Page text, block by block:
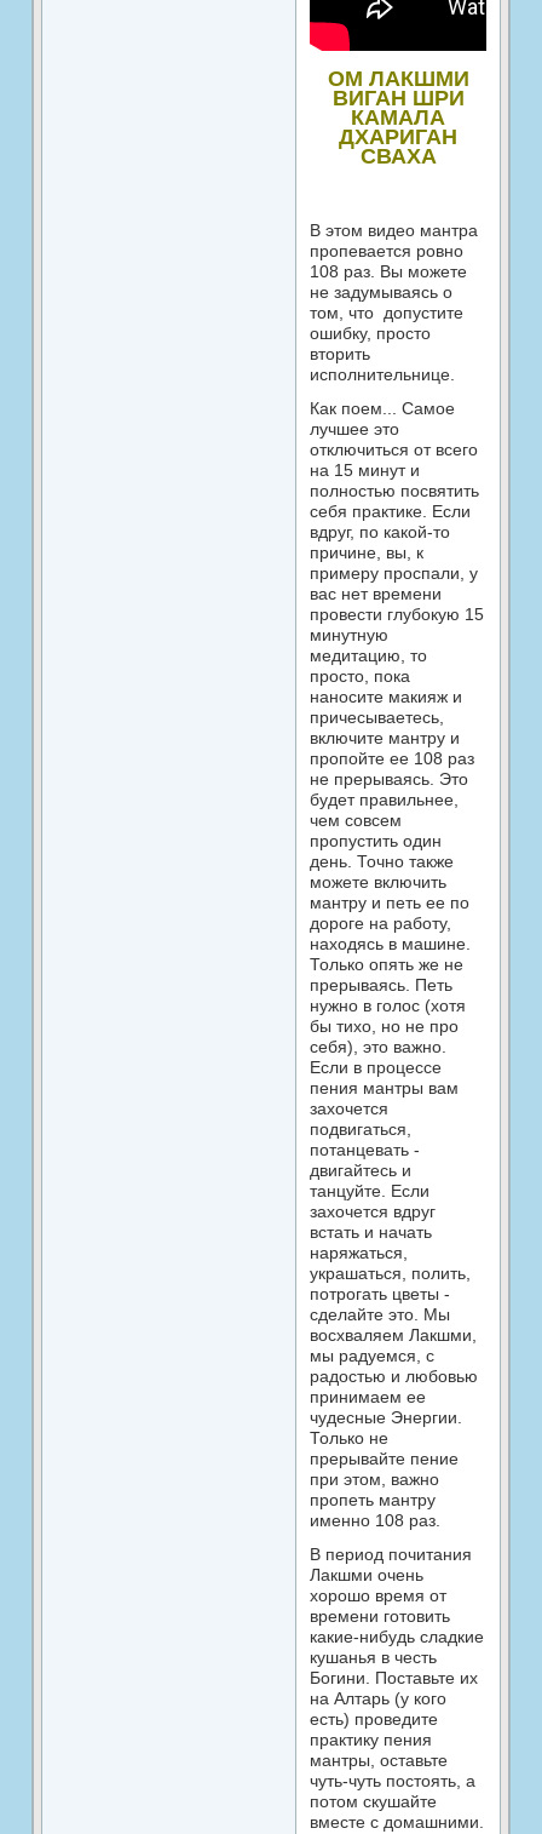
ОМ ЛАКШМИ
ВИГАН ШРИ
КАМАЛА
ДХАРИГАН
СВАХА
В этом видео мантра
пропевается ровно
108 раз. Вы можете
не задумываясь о
том, что допустите
ошибку, просто
вторить
исполнительнице.
Как поем... Самое
лучшее это
отключиться от всего
на 15 минут и
полностью посвятить
себя практике. Если
вдруг, по какой-то
причине, вы, к
примеру проспали, у
вас нет времени
провести глубокую 15
минутную
медитацию, то
просто, пока
наносите макияж и
причесываетесь,
включите мантру и
пропойте ее 108 раз
не прерываясь. Это
будет правильнее,
чем совсем
пропустить один
день. Точно также
можете включить
мантру и петь ее по
дороге на работу,
находясь в машине.
Только опять же не
прерываясь. Петь
нужно в голос (хотя
бы тихо, но не про
себя), это важно.
Если в процессе
пения мантры вам
захочется
подвигаться,
потанцевать -
двигайтесь и
танцуйте. Если
захочется вдруг
встать и начать
наряжаться,
украшаться, полить,
потрогать цветы -
сделайте это. Мы
восхваляем Лакшми,
мы радуемся, с
радостью и любовью
принимаем ее
чудесные Энергии.
Только не
прерывайте пение
при этом, важно
пропеть мантру
именно 108 раз.
В период почитания
Лакшми очень
хорошо время от
времени готовить
какие-нибудь сладкие
кушанья в честь
Богини. Поставьте их
на Алтарь (у кого
есть) проведите
практику пения
мантры, оставьте
чуть-чуть постоять, а
потом скушайте
вместе с домашними.